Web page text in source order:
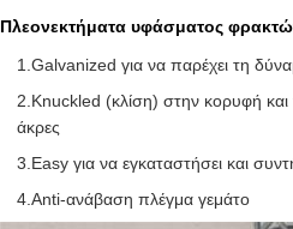
Πλεονεκτήματα υφάσματος
1.Galvanized για να παρέχει τη
2.Knuckled (κλίση) στην κορυφή και
άκρες
3.Easy για να εγκαταστήσει και
4.Anti-ανάβαση πλέγμα γεμάτο